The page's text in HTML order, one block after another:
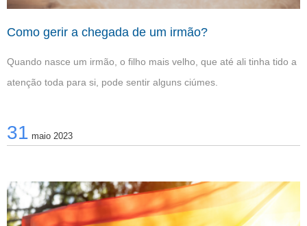
Como gerir a chegada de um irmão?
Quando nasce um irmão, o filho mais velho, que até ali tinha tido a
atenção toda para si, pode sentir alguns ciúmes.
31 maio 2023